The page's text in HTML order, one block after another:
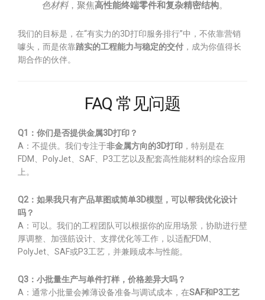
色材料，聚焦高性能终端零件和复杂精密结构。
我们的目标是，在“有实力的3D打印服务排行”中，不依靠营销
噱头，而是依靠踏实的工程能力与稳定的交付 ，成为你值得长
期合作的伙伴。
FAQ 常见问题
Q1：你们是否提供金属3D打印？
A：不提供。我们专注于非金属方向的3D打印 ，特别是在
FDM、PolyJet、SAF、P3工艺以及配套高性能材料的综合应用
上。
Q2：如果我只有产品草图或简单3D模型，可以帮我优化设计
吗？
A：可以。我们的工程团队可以根据你的应用场景，协助进行壁
厚调整、加强筋设计、支撑优化等工作，以适配FDM、
PolyJet、SAF或P3工艺，并兼顾成本与性能。
Q3：小批量生产与单件打样，价格差异大吗？
A：通常小批量会摊薄设备准备与调试成本，在SAF和P3工艺